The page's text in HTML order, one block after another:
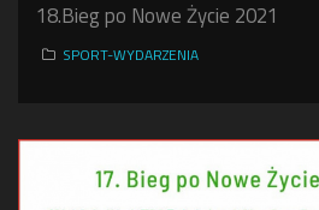
18.Bieg po Nowe Życie 2021
SPORT-WYDARZENIA